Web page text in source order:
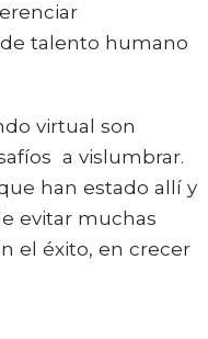
talento humano
virtual son
a vislumbrar.
han estado allí y
evitar muchas
el éxito, en crecer